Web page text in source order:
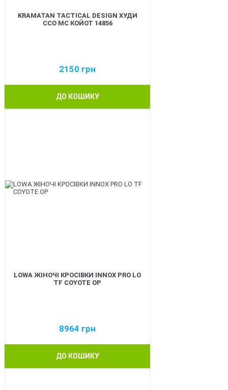
KRAMATAN TACTICAL DESIGN ХУДИ
ССО МС КОЙОТ 14856
2150 грн
ДО КОШИКУ
LOWA ЖІНОЧІ КРОСІВКИ INNOX PRO LO
TF COYOTE OP
8964 грн
ДО КОШИКУ